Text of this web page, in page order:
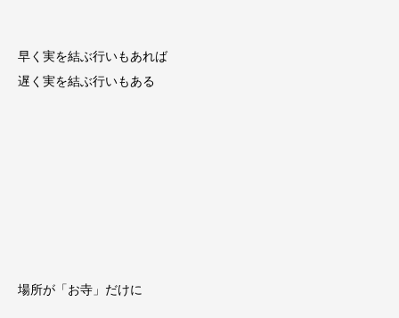
早く実を結ぶ行いもあれば
遅く実を結ぶ行いもある
場所が「お寺」だけに